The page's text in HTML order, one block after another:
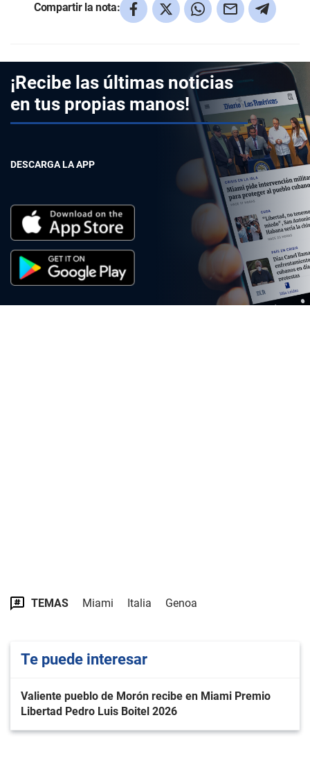
Compartir la nota:
¡Recibe las últimas noticias
en tus propias manos!
DESCARGA LA APP
TEMAS Miami Italia Genoa
Te puede interesar
Valiente pueblo de Morón recibe en Miami Premio
Libertad Pedro Luis Boitel 2026